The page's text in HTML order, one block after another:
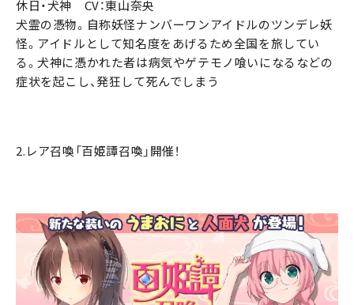
休日・犬神 CV：東山奈央
犬霊の憑物。自称妖怪ナンバーワンアイドルのツンデレ妖
怪。アイドルとして知名度をあげるため全国を旅してい
る。犬神に憑かれた者は病気やゲテモノ喰いになるなどの
症状を起こし、発狂して死んでしまう
2.レア召喚「百姫譚召喚」開催！